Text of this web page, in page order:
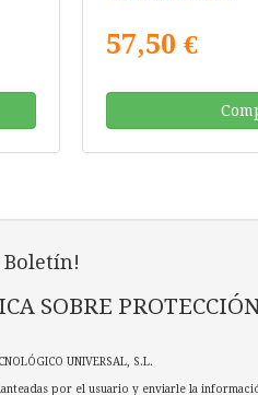
57,50 €
Boletín!
SOBRE
UNIVERSAL, S.L.
por el usuario y enviarle la